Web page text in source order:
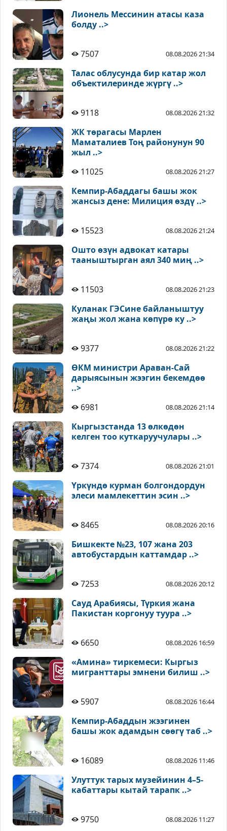
Лионель Мессинин атасы каза
болду ..>
7507 08.08.2026 21:34
Талас облусунда бир катар жол
объектилеринде жүргү ..>
9118 08.08.2026 21:32
ЖК төрагасы Марлен
Маматалиев Тоң районунун 90
жыл ..>
11025
08.08.2026 21:27
Кемпир-Абаддагы башы жок
жансыз дене: Милиция өздү ..>
15523 08.08.2026 21:24
Ошто өзүн адвокат катары
тааныштырган аял 340 миң ..>
11503 08.08.2026 21:23
Куланак ГЭСине байланыштуу
жаңы жол жана көпүрө ку ..>
9377 08.08.2026 21:22
ӨКМ министри Араван-Сай
дарыясынын жээгин бекемдөө
..>
6981
08.08.2026 21:14
Кыргызстанда 13 өлкөдөн
келген тоо куткаруучулары ..>
7374 08.08.2026 21:01
Үркүндө курман болгондордун
элеси мамлекеттин эсин ..>
8465 08.08.2026 20:16
Бишкекте №23, 107 жана 203
автобустардын каттамдар ..>
7253 08.08.2026 20:12
Сауд Арабиясы, Түркия жана
Пакистан коргонуу туура ..>
6650 08.08.2026 16:59
«Амина» тиркемеси: Кыргыз
мигранттары эмнени билиш ..>
5907 08.08.2026 16:44
Кемпир-Абаддын жээгинен
башы жок адамдын сөөгү таб ..>
16089 08.08.2026 11:46
Улуттук тарых музейинин 4–5-
кабаттары кытай тарапк ..>
9750 08.08.2026 11:27